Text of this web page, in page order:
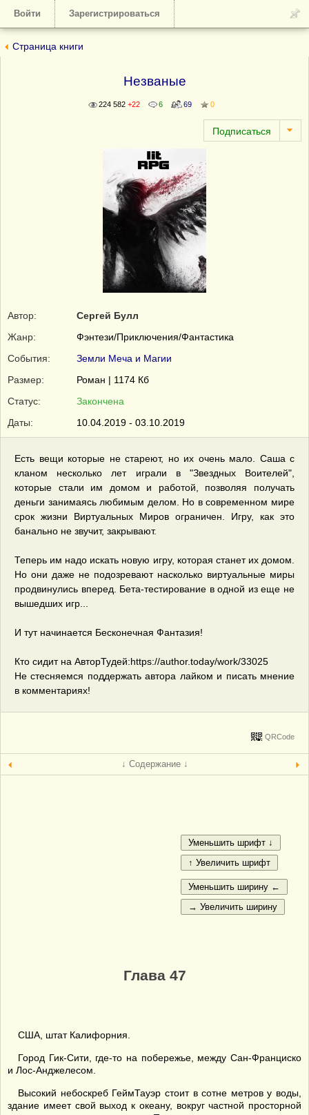
Войти Зарегистрироваться
Страница книги
Незваные
224 582 +22 6 69 0
Автор:
Сергей Булл
Жанр:
Фэнтези/Приключения/Фантастика
События:
Земли Меча и Магии
Размер:
Роман | 1174 Кб
Статус:
Закончена
Даты:
10.04.2019 - 03.10.2019
Есть вещи которые не стареют, но их очень мало. Саша с
кланом несколько лет играли в "Звездных Воителей",
которые стали им домом и работой, позволяя получать
деньги занимаясь любимым делом. Но в современном мире
срок жизни Виртуальных Миров ограничен. Игру, как это
банально не звучит, закрывают.
Теперь им надо искать новую игру, которая станет их домом.
Но они даже не подозревают насколько виртуальные миры
продвинулись вперед. Бета-тестирование в одной из еще не
вышедших игр...
И тут начинается Бесконечная Фантазия!
Кто сидит на АвторТудей:https://author.today/work/33025
Не стесняемся поддержать автора лайком и писать мнение
в комментариях!
QRCode
↓ Содержание ↓
Глава 47
США, штат Калифорния.
Город Гик-Сити, где-то на побережье, между Сан-Франциско
и Лос-Анджелесом.
Высокий небоскреб ГеймТауэр стоит в сотне метров у воды,
здание имеет свой выход к океану, вокруг частной просторной